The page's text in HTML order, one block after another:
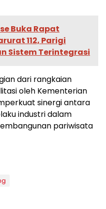
Buka Rapat
112, Parigi
Sistem Terintegrasi
dari rangkaian
oleh Kementerian
sinergi antara
industri dalam
pariwisata